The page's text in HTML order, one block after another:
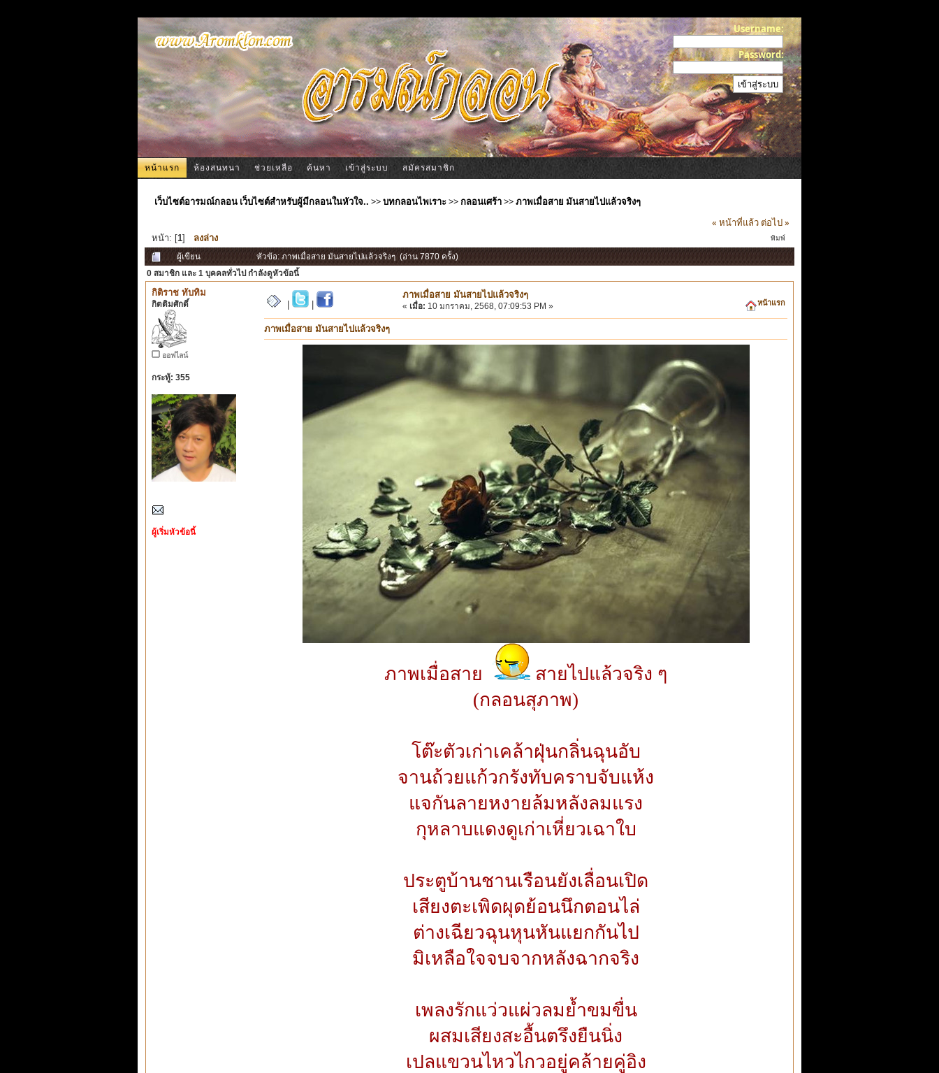
Username:
Password:
หน้าแรก ห้องสนทนา ช่วยเหลือ ค้นหา เข้าสู่ระบบ สมัครสมาชิก
เว็บไซต์อารมณ์กลอน เว็บไซต์สำหรับผู้มีกลอนในหัวใจ.. >>บทกลอนไพเราะ>>กลอนเศร้า>>ภาพเมื่อสาย มันสายไปแล้วจริงๆ
หน้า: [1] ลงล่าง
« หน้าที่แล้ว ต่อไป »
พิมพ์
ผู้เขียน
หัวข้อ: ภาพเมื่อสาย มันสายไปแล้วจริงๆ (อ่าน 7870 ครั้ง)
0 สมาชิก และ 1 บุคคลทั่วไป กำลังดูหัวข้อนี้
กิติราช ทับทิม
กิตติมศักดิ์
ออฟไลน์
กระทู้: 355
ผู้เริ่มหัวข้อนี้
ภาพเมื่อสาย มันสายไปแล้วจริงๆ
« เมื่อ: 10 มกราคม, 2568, 07:09:53 PM » หน้าแรก
ภาพเมื่อสาย มันสายไปแล้วจริงๆ
ภาพเมื่อสาย
สายไปแล้วจริง ๆ
(กลอนสุภาพ)
โต๊ะตัวเก่าเคล้าฝุ่นกลิ่นฉุนอับ
จานถ้วยแก้วกรังทับคราบจับแห้ง
แจกันลายหงายล้มหลังลมแรง
กุหลาบแดงดูเก่าเหี่ยวเฉาใบ
ประตูบ้านชานเรือนยังเลื่อนเปิด
เสียงตะเพิดผุดย้อนนึกตอนไล่
ต่างเฉียวฉุนหุนหันแยกกันไป
มิเหลือใจจบจากหลังฉากจริง
เพลงรักแว่วแผ่วลมย้ำขมขื่น
ผสมเสียงสะอื้นตรึงยืนนิ่ง
เปลแขวนไหวไกวอยู่คล้ายคู่อิง